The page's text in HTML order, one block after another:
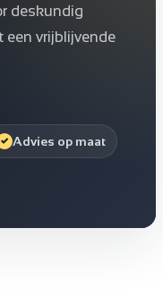
deskundig
een vrijblijvende
Advies op maat